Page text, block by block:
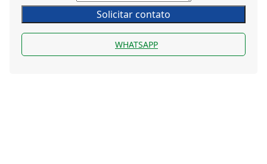
Solicitar contato
WHATSAPP